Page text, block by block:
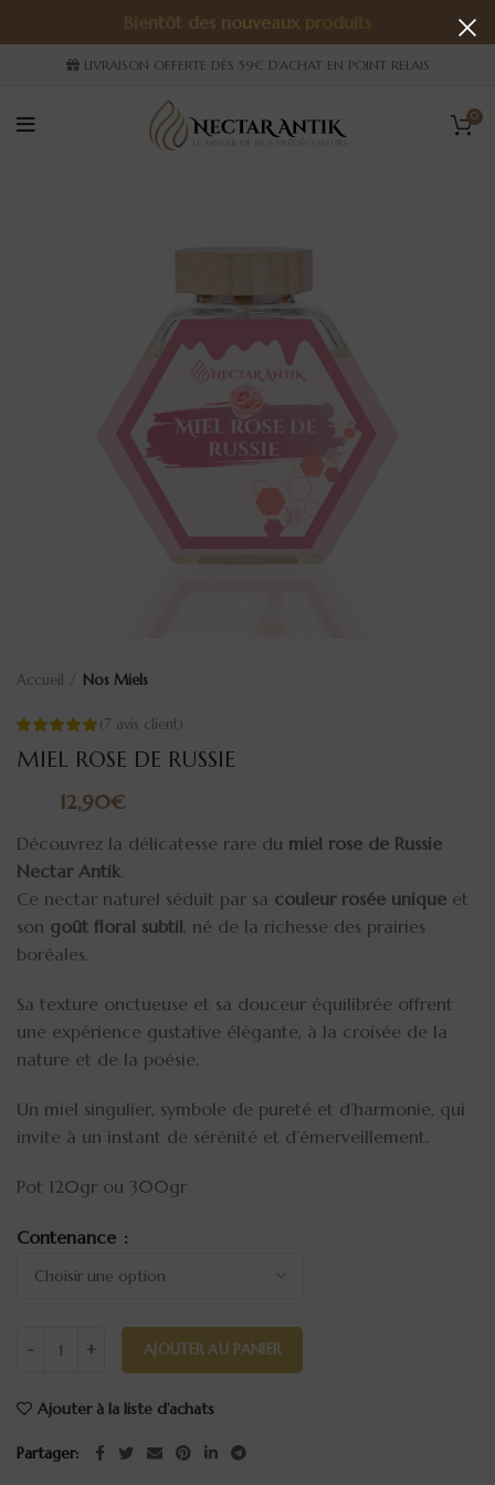
LIVRAISON OFFERTE DÈS 59€ D'ACHAT EN POINT RELAIS
0
Accueil Nos Miels
(7 avis client)
MIEL ROSE DE RUSSIE
€
Découvrez la délicatesse rare du miel rose de Russie
Nectar Antik.
Ce nectar naturel séduit par sa couleur rosée unique et
son goût floral subtil, né de la richesse des prairies
boréales.
Sa texture onctueuse et sa douceur équilibrée offrent
une expérience gustative élégante, à la croisée de la
nature et de la poésie.
Un miel singulier, symbole de pureté et d’harmonie, qui
invite à un instant de sérénité et d’émerveillement.
Pot 120gr ou 300gr
Contenance
AJOUTER AU PANIER
Ajouter à la liste d’achats
Partager
Bientôt des nouveaux produits